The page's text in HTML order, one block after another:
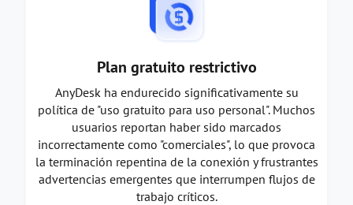
Plan gratuito restrictivo
AnyDesk ha endurecido significativamente su
política de "uso gratuito para uso personal". Muchos
usuarios reportan haber sido marcados
incorrectamente como "comerciales", lo que provoca
la terminación repentina de la conexión y frustrantes
advertencias emergentes que interrumpen flujos de
trabajo críticos.